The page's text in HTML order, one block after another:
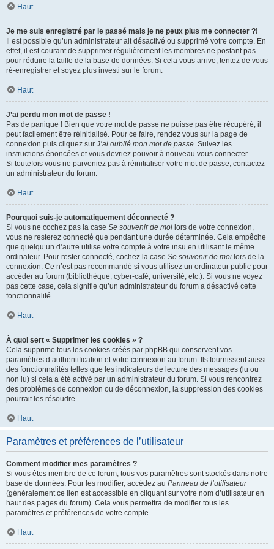
Haut
Je me suis enregistré par le passé mais je ne peux plus me connecter ?!
Il est possible qu’un administrateur ait désactivé ou supprimé votre compte. En
effet, il est courant de supprimer régulièrement les membres ne postant pas
pour réduire la taille de la base de données. Si cela vous arrive, tentez de vous
ré-enregistrer et soyez plus investi sur le forum.
Haut
J’ai perdu mon mot de passe !
Pas de panique ! Bien que votre mot de passe ne puisse pas être récupéré, il
peut facilement être réinitialisé. Pour ce faire, rendez vous sur la page de
connexion puis cliquez sur J’ai oublié mon mot de passe. Suivez les
instructions énoncées et vous devriez pouvoir à nouveau vous connecter.
Si toutefois vous ne parveniez pas à réinitialiser votre mot de passe, contactez
un administrateur du forum.
Haut
Pourquoi suis-je automatiquement déconnecté ?
Si vous ne cochez pas la case Se souvenir de moi lors de votre connexion,
vous ne resterez connecté que pendant une durée déterminée. Cela empêche
que quelqu’un d’autre utilise votre compte à votre insu en utilisant le même
ordinateur. Pour rester connecté, cochez la case Se souvenir de moi lors de la
connexion. Ce n’est pas recommandé si vous utilisez un ordinateur public pour
accéder au forum (bibliothèque, cyber-café, université, etc.). Si vous ne voyez
pas cette case, cela signifie qu’un administrateur du forum a désactivé cette
fonctionnalité.
Haut
À quoi sert « Supprimer les cookies » ?
Cela supprime tous les cookies créés par phpBB qui conservent vos
paramètres d’authentification et votre connexion au forum. Ils fournissent aussi
des fonctionnalités telles que les indicateurs de lecture des messages (lu ou
non lu) si cela a été activé par un administrateur du forum. Si vous rencontrez
des problèmes de connexion ou de déconnexion, la suppression des cookies
pourrait les résoudre.
Haut
Paramètres et préférences de l’utilisateur
Comment modifier mes paramètres ?
Si vous êtes membre de ce forum, tous vos paramètres sont stockés dans notre
base de données. Pour les modifier, accédez au Panneau de l’utilisateur
(généralement ce lien est accessible en cliquant sur votre nom d’utilisateur en
haut des pages du forum). Cela vous permettra de modifier tous les
paramètres et préférences de votre compte.
Haut